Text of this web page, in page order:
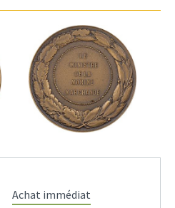
Achat immédiat